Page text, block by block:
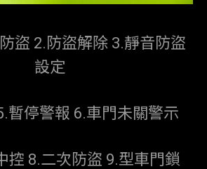
盜 2.防盜解除 3.靜音防盜
設定
暫停警報 6.車門未關警示
控 8.二次防盜 9.型車門鎖